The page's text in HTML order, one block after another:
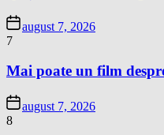
august 7, 2026
7
Mai poate un film
august 7, 2026
8